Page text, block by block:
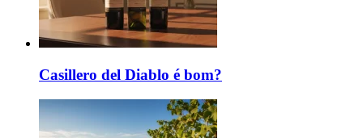
Casillero del Diablo é bom?